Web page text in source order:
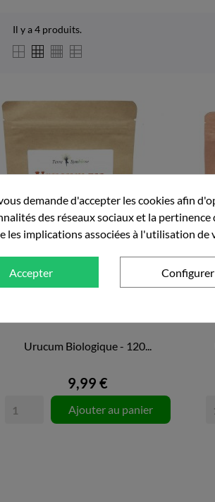
Il y a 4 produits.
Urucum Biologique - 120...
9,99 €
Ajouter au panier
demande d'accepter les cookies afin
des réseaux sociaux et la
les implications associées à l'utilisation de
Accepter Configurer